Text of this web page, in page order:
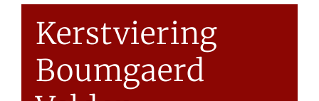
Kerstviering
Boumgaerd